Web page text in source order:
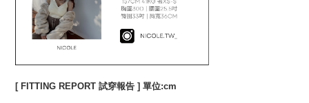
[ FITTING REPORT 試穿報告 ] 單位:cm